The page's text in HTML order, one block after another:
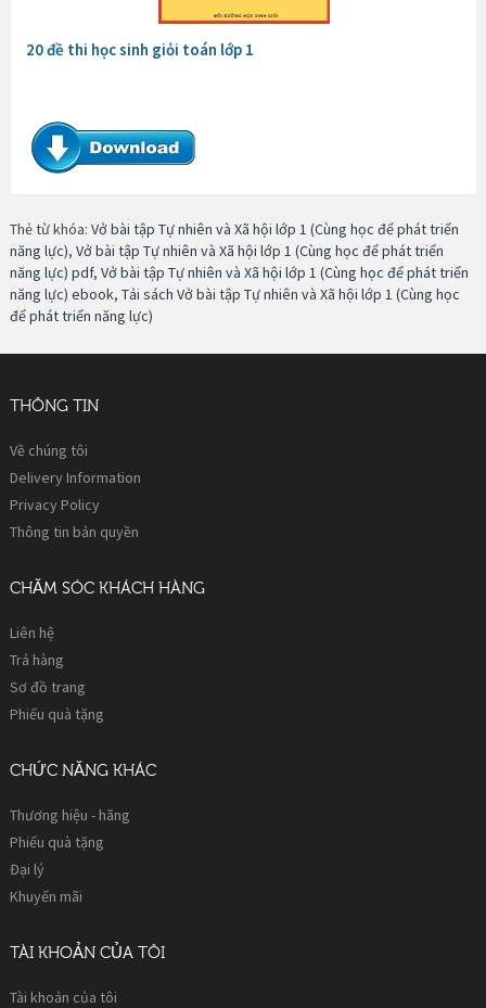
20 đề thi học sinh giỏi toán lớp 1
Thẻ từ khóa: Vở bài tập Tự nhiên và Xã hội lớp 1 (Cùng học để phát triển
năng lực), Vở bài tập Tự nhiên và Xã hội lớp 1 (Cùng học để phát triển
năng lực) pdf, Vở bài tập Tự nhiên và Xã hội lớp 1 (Cùng học để phát triển
năng lực) ebook, Tải sách Vở bài tập Tự nhiên và Xã hội lớp 1 (Cùng học
để phát triển năng lực)
THÔNG TIN
Về chúng tôi
Delivery Information
Privacy Policy
Thông tin bản quyền
CHĂM SÓC KHÁCH HÀNG
Liên hệ
Trả hàng
Sơ đồ trang
Phiếu quà tặng
CHỨC NĂNG KHÁC
Thương hiệu - hãng
Phiếu quà tặng
Đại lý
Khuyến mãi
TÀI KHOẢN CỦA TÔI
Tài khoản của tôi